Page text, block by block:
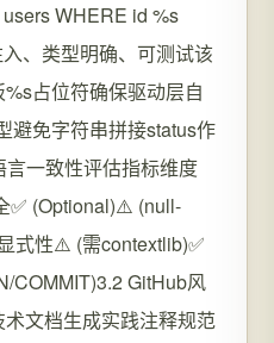
WHERE id %s
、类型明确、可测试该
占位符确保驱动层自
避免字符串拼接status作
一致性评估指标维度
✅ (Optional)⚠️ (null-
式性⚠️ (需contextlib)✅
COMMIT)3.2 GitHub风
文档生成实践注释规范